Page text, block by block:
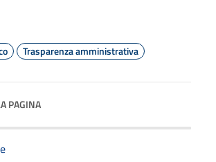
Trasparenza amministrativa
PAGINA